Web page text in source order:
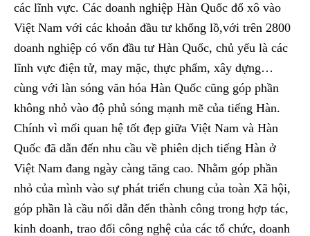
các lĩnh vực. Các doanh nghiệp Hàn Quốc đổ xô vào
Việt Nam với các khoản đầu tư khổng lồ,với trên 2800
doanh nghiệp có vốn đầu tư Hàn Quốc, chủ yếu là các
lĩnh vực điện tử, may mặc, thực phẩm, xây dựng…
cùng với làn sóng văn hóa Hàn Quốc cũng góp phần
không nhỏ vào độ phủ sóng mạnh mẽ của tiếng Hàn.
Chính vì mối quan hệ tốt đẹp giữa Việt Nam và Hàn
Quốc đã dẫn đến nhu cầu về phiên dịch tiếng Hàn ở
Việt Nam đang ngày càng tăng cao. Nhằm góp phần
nhỏ của mình vào sự phát triển chung của toàn Xã hội,
góp phần là cầu nối dẫn đến thành công trong hợp tác,
kinh doanh, trao đổi công nghệ của các tổ chức, doanh